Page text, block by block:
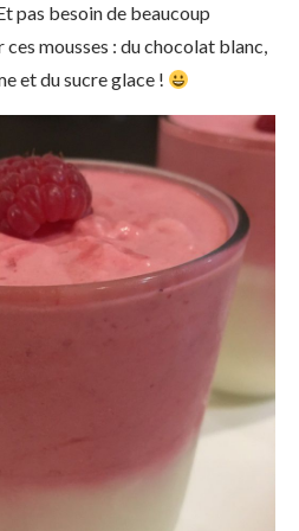
pas besoin de beaucoup
mousses : du chocolat blanc,
et du sucre glace !